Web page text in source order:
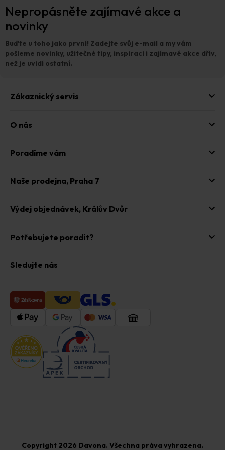
Nepropásněte zajímavé akce a
novinky
Buďte u toho jako první! Zadejte svůj e-mail a my vám
pošleme novinky, užitečné tipy, inspiraci i zajímavé akce dřív,
než je uvidí ostatní.
Zákaznický servis
O nás
Poradíme vám
Naše prodejna, Praha 7
Výdej objednávek, Králův Dvůr
Potřebujete poradit?
Sledujte nás
Copyright 2026 Davona. Všechna práva vyhrazena.